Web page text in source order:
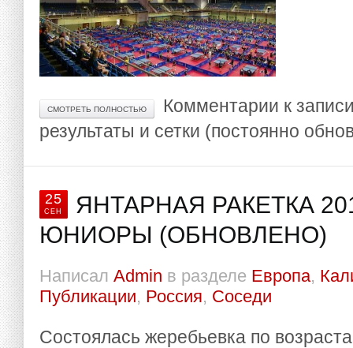
СМОТРЕТЬ ПОЛНОСТЬЮ Комментарии к
результаты и сетки (постоянно
25
СЕН
ЯНТАРНАЯ РАКЕТКА
ЮНИОРЫ (ОБНОВЛЕНО)
Написал Admin в разделе Европа,
Публикации, Россия, Соседи
Состоялась жеребьевка по